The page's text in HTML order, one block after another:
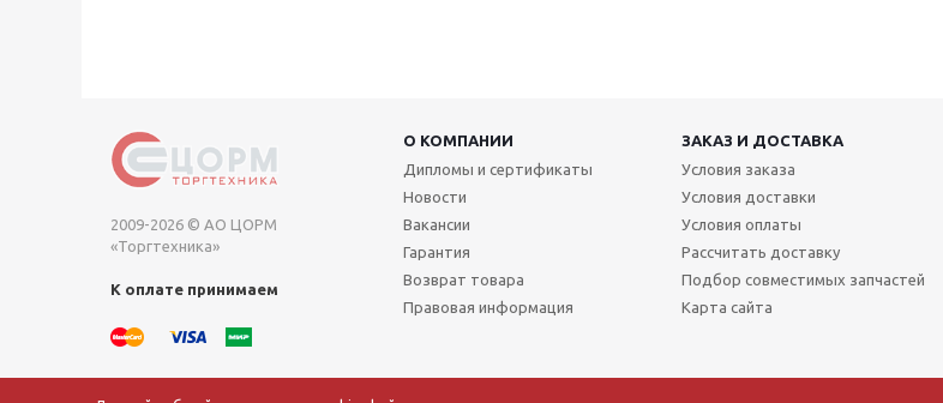
2009-2026 © АО ЦОРМ
«Торгтехника»
К оплате принимаем
О КОМПАНИИ ЗАКАЗ И ДОСТАВКА
Дипломы и сертификаты
Новости
Вакансии
Гарантия
Возврат товара
Правовая информация
Условия заказа
Условия доставки
Условия оплаты
Рассчитать доставку
Подбор совместимых запчастей
Карта сайта